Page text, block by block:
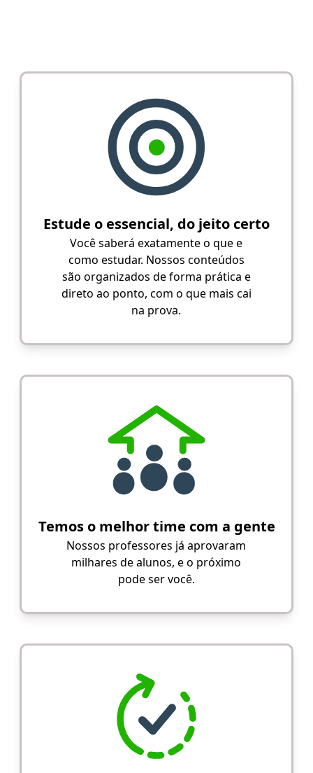
Estude o essencial, do jeito certo
Você saberá exatamente o que e
como estudar. Nossos conteúdos
são organizados de forma prática e
direto ao ponto, com o que mais cai
na prova.
Temos o melhor time com a gente
Nossos professores já aprovaram
milhares de alunos, e o próximo
pode ser você.